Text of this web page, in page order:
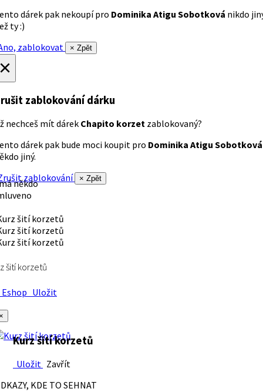
dárek pak nekoupí pro Dominika Atigu Sobotková nikdo
ty :)
zablokovat
× Zpět
zablokování dárku
nechceš mít dárek Chapito korzet zablokovaný?
dárek pak bude moci koupit pro Dominika Atigu Sobotková
jiný.
zablokování
× Zpět
někdo
šití korzetů
Uložit
Kurz šití korzetů
Uložit Zavřít
KDE TO SEHNAT